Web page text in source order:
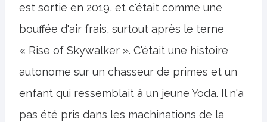
est sortie en 2019, et c'était comme une
bouffée d'air frais, surtout après le terne
« Rise of Skywalker ». C'était une histoire
autonome sur un chasseur de primes et un
enfant qui ressemblait à un jeune Yoda. Il n'a
pas été pris dans les machinations de la